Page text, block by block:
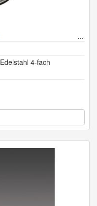
4-fach